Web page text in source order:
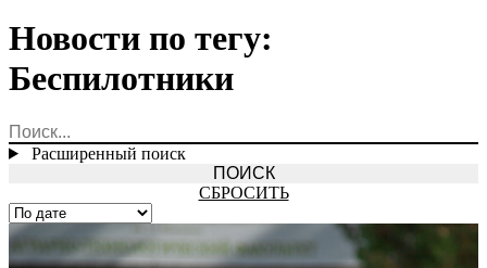
Новости по тегу:
Беспилотники
Расширенный поиск
СБРОСИТЬ